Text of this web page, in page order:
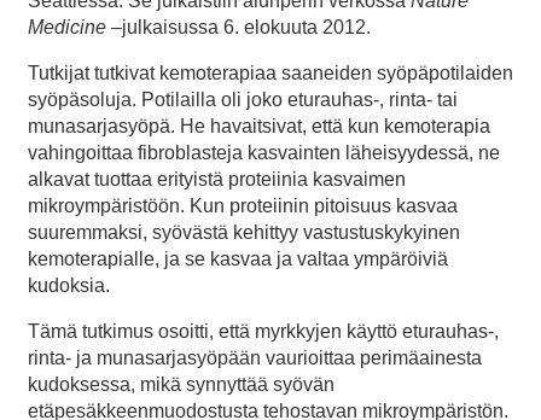
Medicine –julkaisussa 6. elokuuta 2012.
Tutkijat tutkivat kemoterapiaa saaneiden syöpäpotilaiden
syöpäsoluja. Potilailla oli joko eturauhas-, rinta- tai
munasarjasyöpä. He havaitsivat, että kun kemoterapia
vahingoittaa fibroblasteja kasvainten läheisyydessä, ne
alkavat tuottaa erityistä proteiinia kasvaimen
mikroympäristöön. Kun proteiinin pitoisuus kasvaa
suuremmaksi, syövästä kehittyy vastustuskykyinen
kemoterapialle, ja se kasvaa ja valtaa ympäröiviä
kudoksia.
Tämä tutkimus osoitti, että myrkkyjen käyttö eturauhas-,
rinta- ja munasarjasyöpään vaurioittaa perimäainesta
kudoksessa, mikä synnyttää syövän
etäpesäkkeenmuodostusta tehostavan mikroympäristön.